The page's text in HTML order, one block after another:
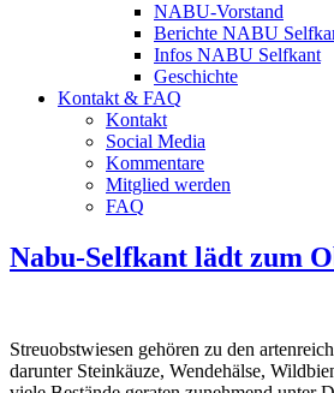
NABU-Vorstand
Berichte NABU
Infos NABU Selfkant
Geschichte
Kontakt & FAQ
Kontakt
Social Media
Kommentare
Mitglied werden
FAQ
Nabu-Selfkant lädt zum
Streuobstwiesen gehören zu den
darunter Steinkäuze, Wendehälse,